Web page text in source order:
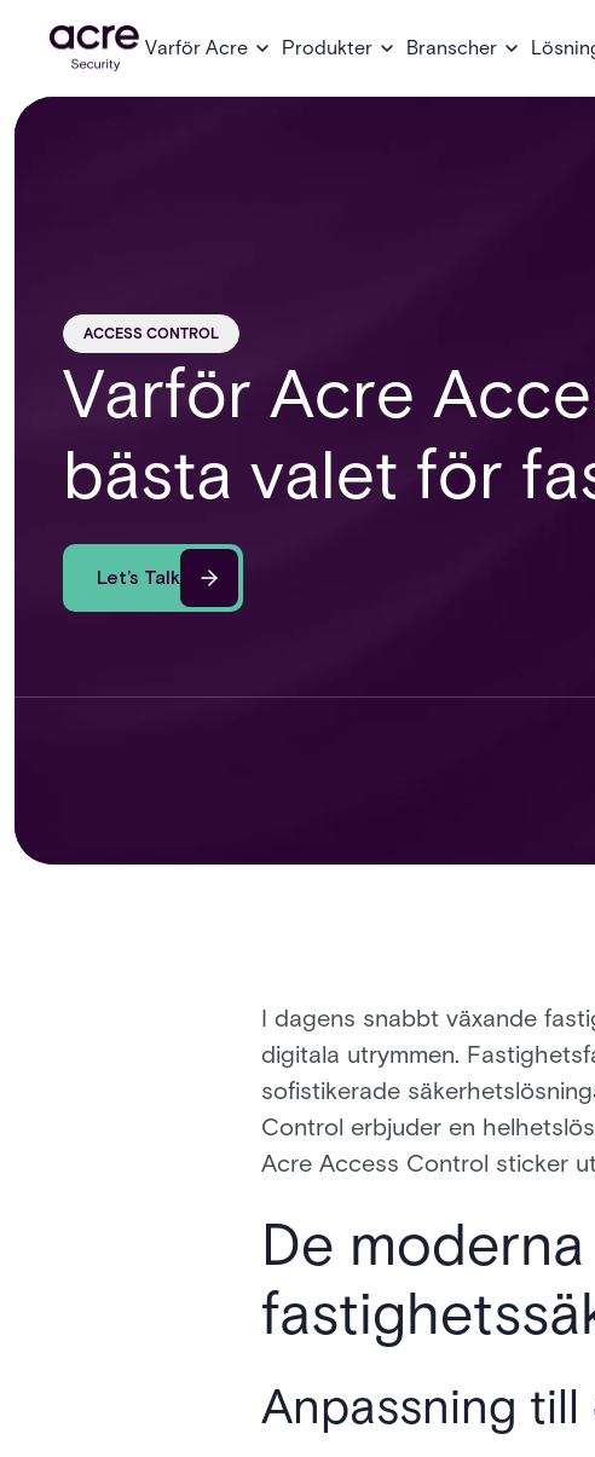
Varför Acre Produkter Branscher
ACCESS CONTROL
Varför Acre
bästa valet för
Let’s Talk
I dagens snabbt växande
digitala utrymmen.
sofistikerade
Control erbjuder en
Acre Access Control sticker
De
Anpassning